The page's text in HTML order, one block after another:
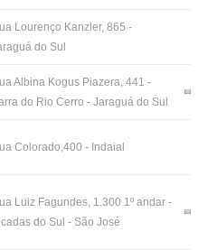
Lourenço Kanzler, 865 -
do Sul
Albina Kogus Piazera, 441 -
do Rio Cerro - Jaraguá do Sul
Colorado,400 - Indaial
Luiz Fagundes, 1.300 1º andar -
do Sul - São José